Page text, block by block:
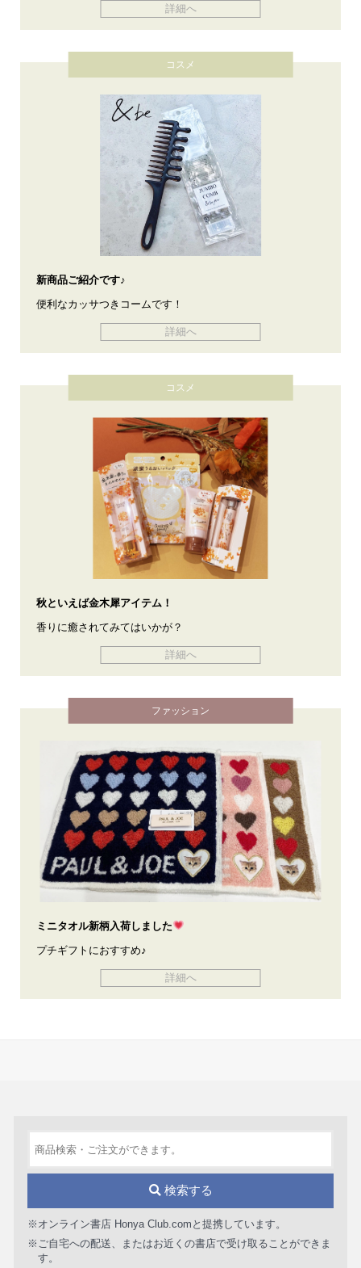
詳細へ
コスメ
新商品ご紹介です♪
便利なカッサつきコームです！
詳細へ
コスメ
秋といえば金木犀アイテム！
香りに癒されてみてはいかが？
詳細へ
ファッション
ミニタオル新柄入荷しました
プチギフトにおすすめ♪
詳細へ
検索する
※オンライン書店 Honya Club.comと提携しています。
※ご自宅への配送、またはお近くの書店で受け取ることができま
す。